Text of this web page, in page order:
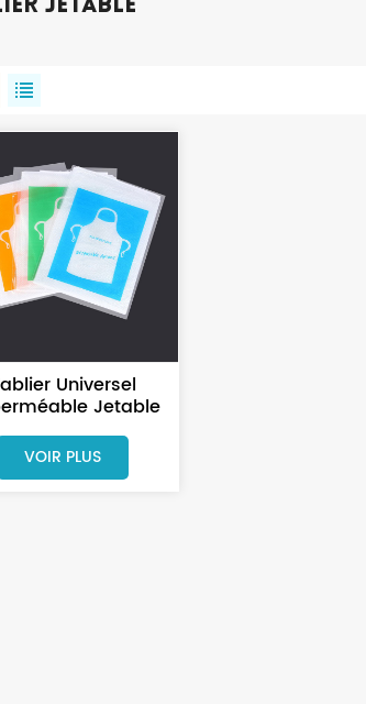
Jetable
Universel
Jetable
Plastique PE Pour
Salon De Beauté
VOIR PLUS